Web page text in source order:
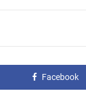
Facebook